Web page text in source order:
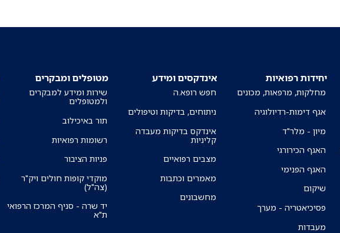
יחידות רפואיות
מחלקות, מרפאות, מכונים
אגף דימות-רדיולוגיה
מיון - מלר"ד
האגף הכירורגי
האגף הפנימי
שיקום
פסיכיאטריה - מערך
מעבדות
אינדקסים ומידע
חפש רופא.ה
ניתוחים, בדיקות וטיפולים
אינדקס בדיקות מעבדה
קליניות
מצבים רפואיים
מאמרים וכתבות
מחשבונים
מטופלים ומבקרים
שירות ומידע למבקרים
ולמטופלים
תור באיכילוב
רשומות רפואיות
פניות הציבור
מוקדי קופות חולים ויק"ר
(צה"ל)
יד שרה - סניף המרכז הרפואי
ת"א